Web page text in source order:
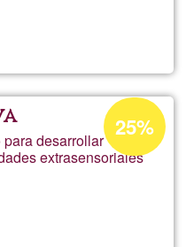
para desarrollar
extrasensoriales
Acceptance
percentage
of
25%